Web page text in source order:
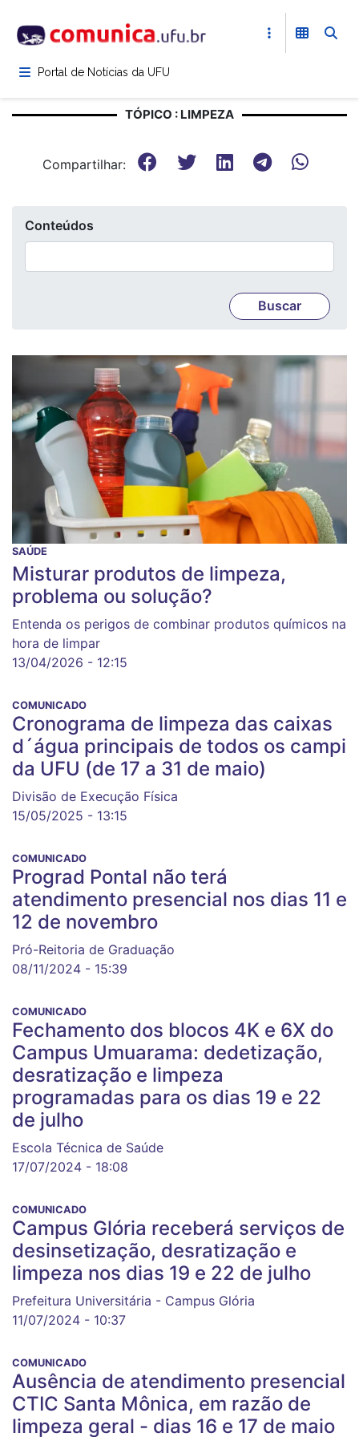
para
conteúdoPortal de Notícias da UFU
TÓPICO : LIMPEZA
Compartilhar:
Conteúdos
SAÚDE
Misturar produtos de limpeza,
problema ou solução?
Entenda os perigos de combinar produtos químicos na
hora de limpar
13/04/2026 - 12:15
COMUNICADO
Cronograma de limpeza das caixas
d´água principais de todos os campi
da UFU (de 17 a 31 de maio)
Divisão de Execução Física
15/05/2025 - 13:15
COMUNICADO
Prograd Pontal não terá
atendimento presencial nos dias 11 e
12 de novembro
Pró-Reitoria de Graduação
08/11/2024 - 15:39
COMUNICADO
Fechamento dos blocos 4K e 6X do
Campus Umuarama: dedetização,
desratização e limpeza
programadas para os dias 19 e 22
de julho
Escola Técnica de Saúde
17/07/2024 - 18:08
COMUNICADO
Campus Glória receberá serviços de
desinsetização, desratização e
limpeza nos dias 19 e 22 de julho
Prefeitura Universitária - Campus Glória
11/07/2024 - 10:37
COMUNICADO
Ausência de atendimento presencial
CTIC Santa Mônica, em razão de
limpeza geral - dias 16 e 17 de maio